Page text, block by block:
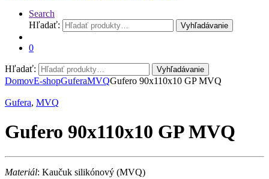
Search
Hľadať:
Vyhľadávanie
0
Hľadať: Vyhľadávanie
DomovE-shopGuferaMVQGufero 90x110x10 GP MVQ
Gufera, MVQ
Gufero 90x110x10 GP MVQ
Materiál: Kaučuk silikónový (MVQ)